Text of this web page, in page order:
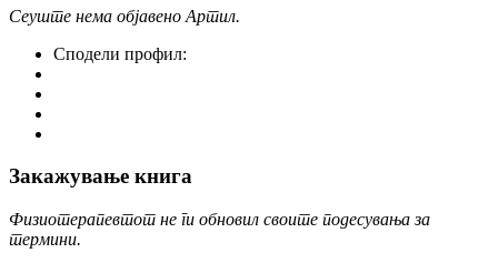
Сеуште нема објавено Артил.
Сподели профил:
Закажување книга
Физиотерапевтот не ги обновил своите подесувања за
термини.